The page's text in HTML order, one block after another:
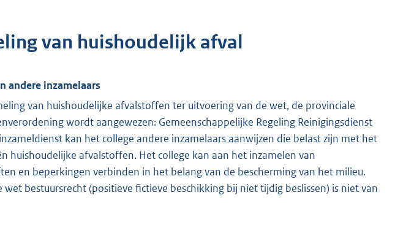
van huishoudelijk afval
andere inzamelaars
van huishoudelijke afvalstoffen ter uitvoering van de wet, de provinciale
wordt aangewezen: Gemeenschappelijke Regeling Reinigingsdienst
kan het college andere inzamelaars aanwijzen die belast zijn met het
huishoudelijke afvalstoffen. Het college kan aan het inzamelen van
en beperkingen verbinden in het belang van de bescherming van het milieu.
wet bestuursrecht (positieve fictieve beschikking bij niet tijdig beslissen) is niet van